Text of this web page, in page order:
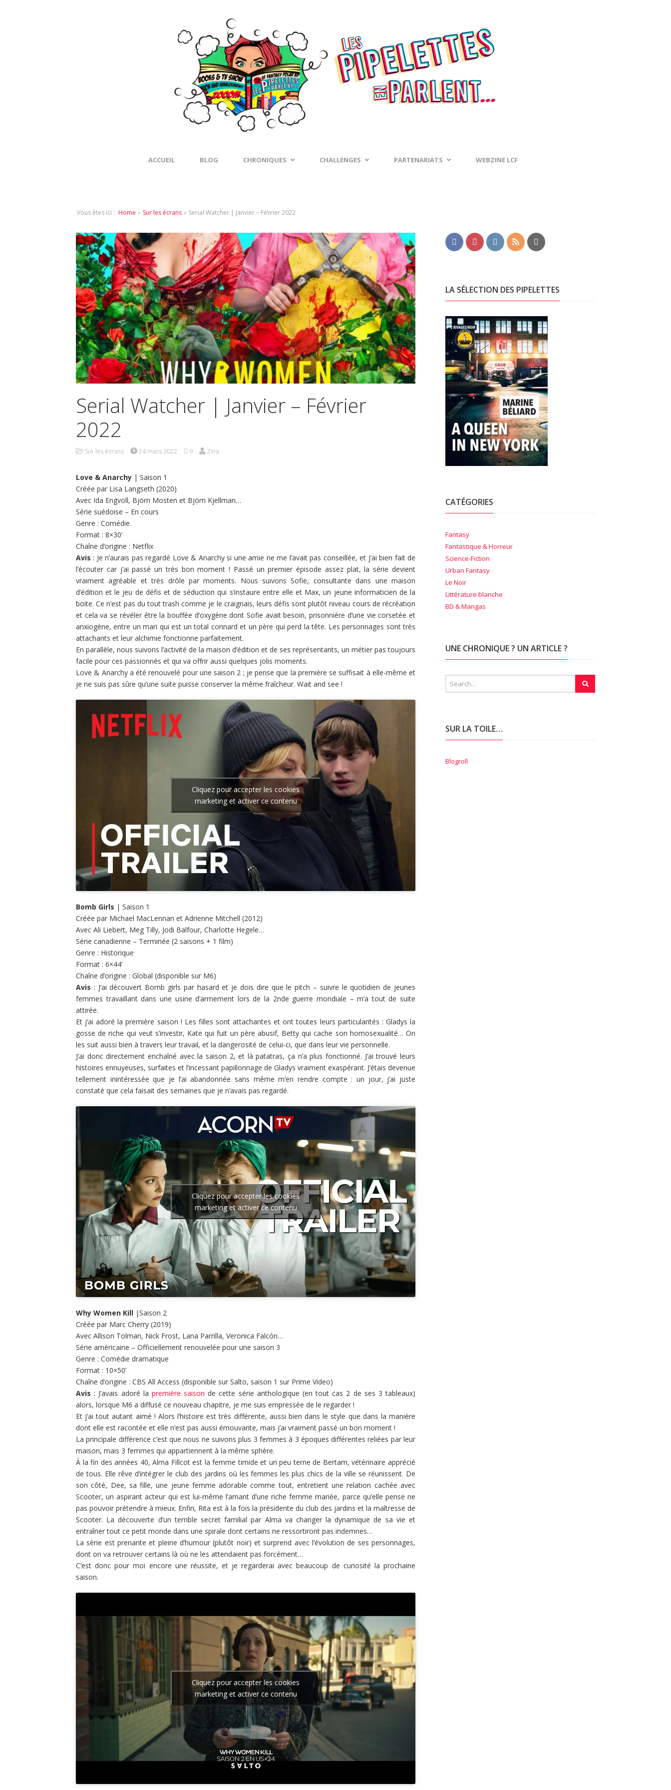
ACCUEIL BLOG CHRONIQUES CHALLENGES PARTENARIATS WEBZINE LCF
Vous êtes ici : Home › Sur les écrans › Serial Watcher | Janvier – Février 2022
Serial Watcher | Janvier – Février
2022
Sur les écrans 24 mars 2022 9 Zina
Love & Anarchy | Saison 1
Créée par Lisa Langseth (2020)
Avec Ida Engvoll, Björn Mosten et Björn Kjellman…
Série suédoise – En cours
Genre : Comédie
Format : 8×30’
Chaîne d’origine : Netflix
Avis : Je n’aurais pas regardé Love & Anarchy si une amie ne me l’avait pas conseillée, et j’ai bien fait de
l’écouter car j’ai passé un très bon moment ! Passé un premier épisode assez plat, la série devient
vraiment agréable et très drôle par moments. Nous suivons Sofie, consultante dans une maison
d’édition et le jeu de défis et de séduction qui s’instaure entre elle et Max, un jeune informaticien de la
boite. Ce n’est pas du tout trash comme je le craignais, leurs défis sont plutôt niveau cours de récréation
et cela va se révéler être la bouffée d’oxygène dont Sofie avait besoin, prisonnière d’une vie corsetée et
anxiogène, entre un mari qui est un total connard et un père qui perd la tête. Les personnages sont très
attachants et leur alchimie fonctionne parfaitement.
En parallèle, nous suivons l’activité de la maison d’édition et de ses représentants, un métier pas toujours
facile pour ces passionnés et qui va offrir aussi quelques jolis moments.
Love & Anarchy a été renouvelé pour une saison 2 ; je pense que la première se suffisait à elle-même et
je ne suis pas sûre qu’une suite puisse conserver la même fraîcheur. Wait and see !
Cliquez pour accepter les cookies
marketing et activer ce contenu
Bomb Girls | Saison 1
Créée par Michael MacLennan et Adrienne Mitchell (2012)
Avec Ali Liebert, Meg Tilly, Jodi Balfour, Charlotte Hegele…
Série canadienne – Terminée (2 saisons + 1 film)
Genre : Historique
Format : 6×44’
Chaîne d’origine : Global (disponible sur M6)
Avis : J’ai découvert Bomb girls par hasard et je dois dire que le pitch – suivre le quotidien de jeunes
femmes travaillant dans une usine d’armement lors de la 2nde guerre mondiale – m’a tout de suite
attirée.
Et j’ai adoré la première saison ! Les filles sont attachantes et ont toutes leurs particularités : Gladys la
gosse de riche qui veut s’investir, Kate qui fuit un père abusif, Betty qui cache son homosexualité… On
les suit aussi bien à travers leur travail, et la dangerosité de celui-ci, que dans leur vie personnelle.
J’ai donc directement enchaîné avec la saison 2, et là patatras, ça n’a plus fonctionné. J’ai trouvé leurs
histoires ennuyeuses, surfaites et l’incessant papillonnage de Gladys vraiment exaspérant. J’étais devenue
tellement inintéressée que je l’ai abandonnée sans même m’en rendre compte : un jour, j’ai juste
constaté que cela faisait des semaines que je n’avais pas regardé.
Cliquez pour accepter les cookies
marketing et activer ce contenu
Why Women Kill |Saison 2
Créée par Marc Cherry (2019)
Avec Allison Tolman, Nick Frost, Lana Parrilla, Veronica Falcón…
Série américaine – Officiellement renouvelée pour une saison 3
Genre : Comédie dramatique
Format : 10×50’
Chaîne d’origine : CBS All Access (disponible sur Salto, saison 1 sur Prime Video)
Avis : J’avais adoré la première saison de cette série anthologique (en tout cas 2 de ses 3 tableaux)
alors, lorsque M6 a diffusé ce nouveau chapitre, je me suis empressée de le regarder !
Et j’ai tout autant aimé ! Alors l’histoire est très différente, aussi bien dans le style que dans la manière
dont elle est racontée et elle n’est pas aussi émouvante, mais j’ai vraiment passé un bon moment !
La principale différence c’est que nous ne suivons plus 3 femmes à 3 époques différentes reliées par leur
maison, mais 3 femmes qui appartiennent à la même sphère.
À la fin des années 40, Alma Fillcot est la femme timide et un peu terne de Bertam, vétérinaire apprécié
de tous. Elle rêve d’intégrer le club des jardins où les femmes les plus chics de la ville se réunissent. De
son côté, Dee, sa fille, une jeune femme adorable comme tout, entretient une relation cachée avec
Scooter, un aspirant acteur qui est lui-même l’amant d’une riche femme mariée, parce qu’elle pense ne
pas pouvoir prétendre à mieux. Enfin, Rita est à la fois la présidente du club des jardins et la maîtresse de
Scooter. La découverte d’un terrible secret familial par Alma va changer la dynamique de sa vie et
entraîner tout ce petit monde dans une spirale dont certains ne ressortiront pas indemnes…
La série est prenante et pleine d’humour (plutôt noir) et surprend avec l’évolution de ses personnages,
dont on va retrouver certains là où ne les attendaient pas forcément…
C’est donc pour moi encore une réussite, et je regarderai avec beaucoup de curiosité la prochaine
saison.
Cliquez pour accepter les cookies
marketing et activer ce contenu
LA SÉLECTION DES PIPELETTES
CATÉGORIES
Fantasy
Fantastique & Horreur
Science-Fiction
Urban Fantasy
Le Noir
Littérature blanche
BD & Mangas
UNE CHRONIQUE ? UN ARTICLE ?
SUR LA TOILE…
Blogroll